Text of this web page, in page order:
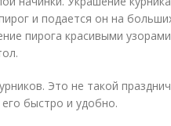
и подается он на
пирога красивыми
Это не такой
быстро и удобно.